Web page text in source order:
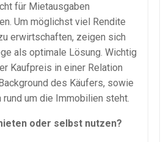
für Mietausgaben
Um möglichst viel Rendite
erwirtschaften, zeigen sich
als optimale Lösung. Wichtig
Kaufpreis in einer Relation
des Käufers, sowie
rund um die Immobilien steht.
oder selbst nutzen?